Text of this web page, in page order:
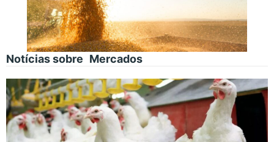
Notícias sobre Mercados